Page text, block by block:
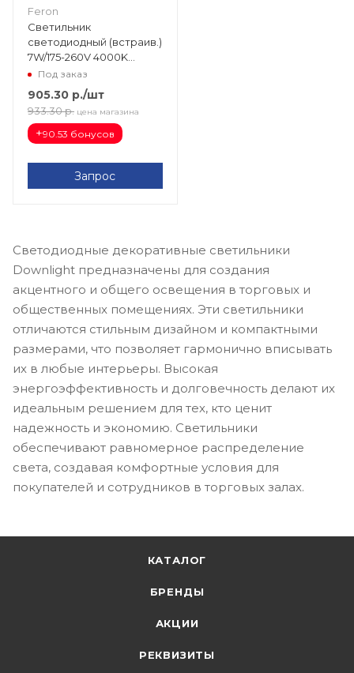
Feron
Светильник
светодиодный (встраив.)
7W/175-260V 4000K
560Лм IP20 белый (AL601)
82х82 подсветка 28906
Под заказ
905.30 р./шт
933.30 р. цена магазина
+90.53 бонусов
Запрос
Светодиодные декоративные светильники
Downlight предназначены для создания
акцентного и общего освещения в торговых и
общественных помещениях. Эти светильники
отличаются стильным дизайном и компактными
размерами, что позволяет гармонично вписывать
их в любые интерьеры. Высокая
энергоэффективность и долговечность делают их
идеальным решением для тех, кто ценит
надежность и экономию. Светильники
обеспечивают равномерное распределение
света, создавая комфортные условия для
покупателей и сотрудников в торговых залах.
КАТАЛОГ
БРЕНДЫ
АКЦИИ
РЕКВИЗИТЫ